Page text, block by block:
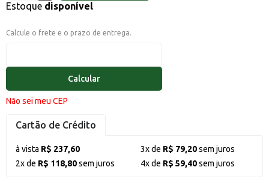
Estoque disponível
Calcule o frete e o prazo de entrega.
Calcular
Não sei meu CEP
Cartão de Crédito
à vista R$ 237,60
2x de R$ 118,80sem juros
3x de R$ 79,20sem juros
4x de R$ 59,40sem juros